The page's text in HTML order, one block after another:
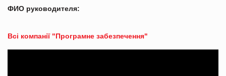
ФИО руководителя:
Всі компанії "Програмне забезпечення"